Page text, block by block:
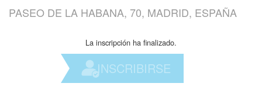
PASEO DE LA HABANA, 70, MADRID, ESPAÑA
La inscripción ha finalizado.
INSCRIBIRSE